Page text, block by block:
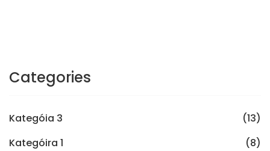
Categories
Kategóia 3
(13)
Kategóira 1
(8)